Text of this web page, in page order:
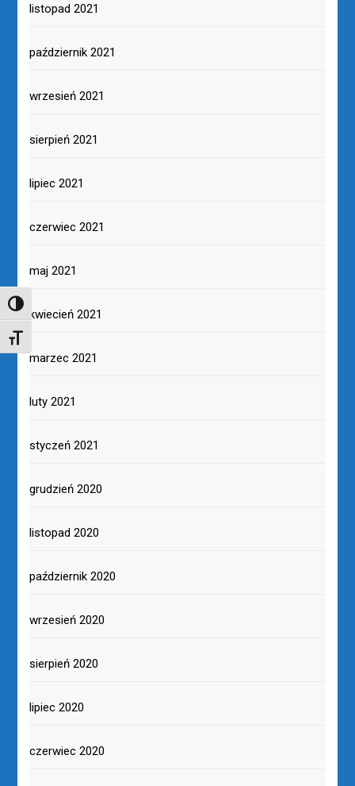
TOGGLE HIGH CONTRAST
TOGGLE FONT SIZE
listopad 2021
październik 2021
wrzesień 2021
sierpień 2021
lipiec 2021
czerwiec 2021
maj 2021
kwiecień 2021
marzec 2021
luty 2021
styczeń 2021
grudzień 2020
listopad 2020
październik 2020
wrzesień 2020
sierpień 2020
lipiec 2020
czerwiec 2020